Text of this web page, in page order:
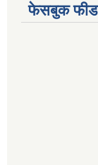
फेसबुक फीड